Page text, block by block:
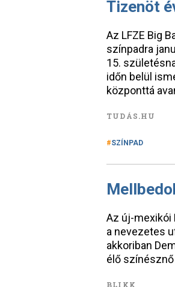
Tizenöt
Az LFZE Big
színpadra
15.
időn belül
központtá
TUDÁS.HU
SZÍNPAD
Az új-mexikói
a nevezetes
akkoriban
élő
BLIKK